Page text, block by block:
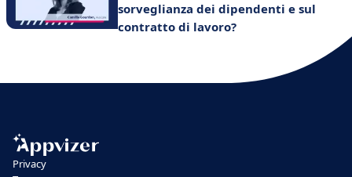
sorveglianza dei dipendenti e sul
contratto di lavoro?
Privacy